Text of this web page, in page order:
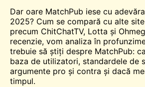
Dar oare MatchPub iese cu
2025? Cum se compară cu alte
precum ChitChatTV, Lotta și
recenzie, vom analiza în
trebuie să știți despre MatchPub:
baza de utilizatori, standardele de
argumente pro și contra și dacă
timpul.